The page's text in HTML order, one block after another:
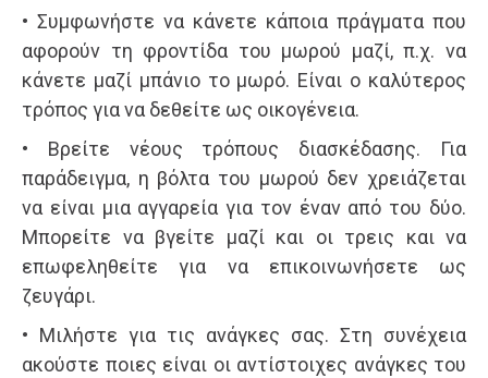
• Συμφωνήστε να κάνετε κάποια πράγματα που
αφορούν τη φροντίδα του μωρού μαζί, π.χ. να
κάνετε μαζί μπάνιο το μωρό. Είναι ο καλύτερος
τρόπος για να δεθείτε ως οικογένεια.
• Βρείτε νέους τρόπους διασκέδασης. Για
παράδειγμα, η βόλτα του μωρού δεν χρειάζεται
να είναι μια αγγαρεία για τον έναν από του δύο.
Μπορείτε να βγείτε μαζί και οι τρεις και να
επωφεληθείτε για να επικοινωνήσετε ως
ζευγάρι.
• Μιλήστε για τις ανάγκες σας. Στη συνέχεια
ακούστε ποιες είναι οι αντίστοιχες ανάγκες του